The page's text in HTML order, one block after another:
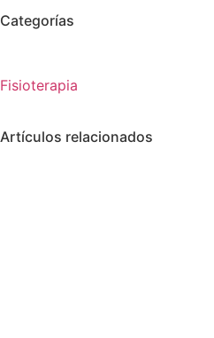
Categorías
Fisioterapia
Artículos relacionados